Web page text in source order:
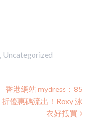
, Uncategorized
香港網站 mydress：85
折優惠碼流出！Roxy 泳
衣好抵買